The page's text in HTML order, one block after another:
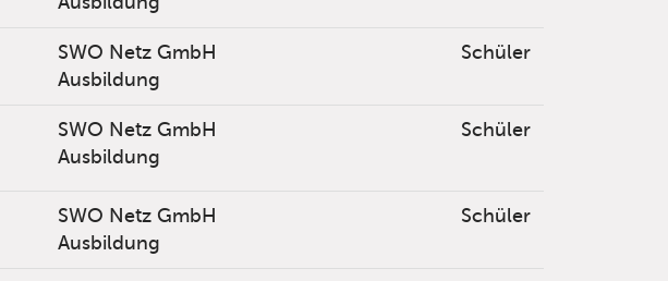
SWO Netz GmbH
Ausbildung
Schüler
SWO Netz GmbH
Ausbildung
Schüler
SWO Netz GmbH
Ausbildung
Schüler